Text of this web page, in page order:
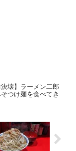
決壊】ラーメン二郎
つけ麺を食べてき